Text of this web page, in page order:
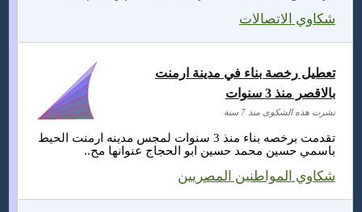
شكاوي الاتصالات
تقدمت برخصه بناء منذ 3 سنوات لمجس مدينه ارمنت الحيط
باسمي حسين محمد حسين ابو الحجاج عنوانها مح..
شكاوي المواطنين المصريين
تعطيل رخصة بناء في مدينة ارمنت
بالاقصر منذ 3 سنوات
نشرت هذه الشكوى منذ 7 سنة